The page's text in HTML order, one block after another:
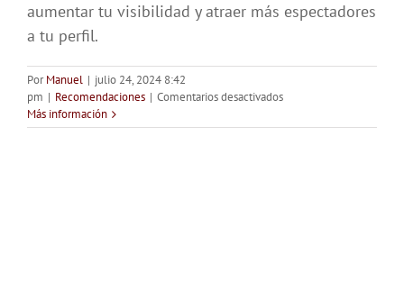
aumentar tu visibilidad y atraer más espectadores
a tu perfil.
PorManuel | julio 24, 2024 8:42
pm | Recomendaciones | Comentarios desactivadosen
Poder
Más información